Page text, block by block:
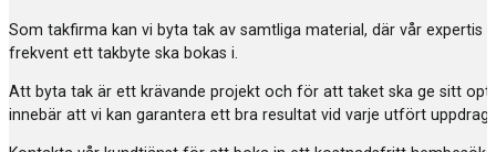
Som takfirma kan vi byta tak av samtliga material, där vår
frekvent ett takbyte ska bokas i.
Att byta tak är ett krävande projekt och för att taket ska ge sitt
innebär att vi kan garantera ett bra resultat vid varje utfört